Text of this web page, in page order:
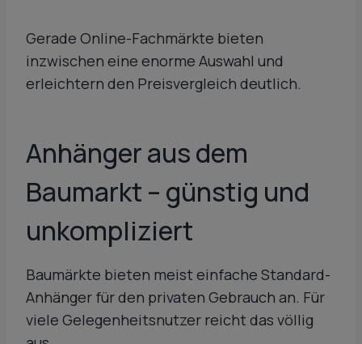
Gerade Online-Fachmärkte bieten
inzwischen eine enorme Auswahl und
erleichtern den Preisvergleich deutlich.
Anhänger aus dem
Baumarkt – günstig und
unkompliziert
Baumärkte bieten meist einfache Standard-
Anhänger für den privaten Gebrauch an. Für
viele Gelegenheitsnutzer reicht das völlig